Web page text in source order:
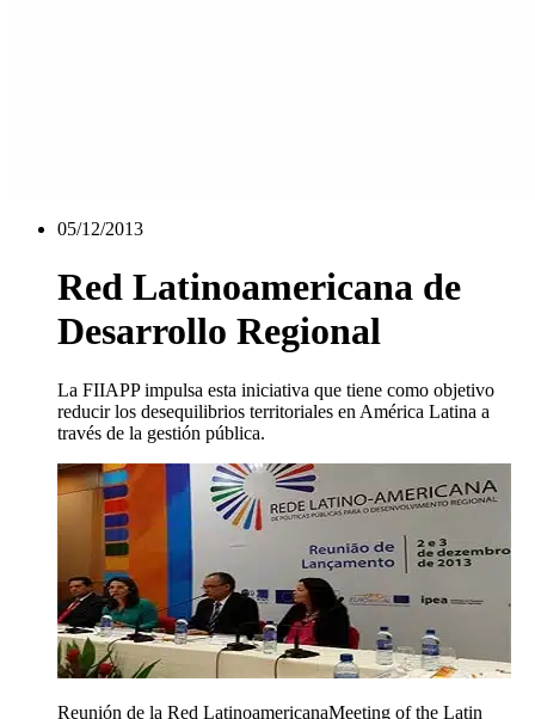
05/12/2013
Red Latinoamericana de
Desarrollo Regional
La FIIAPP impulsa esta iniciativa que tiene como objetivo
reducir los desequilibrios territoriales en América Latina a
través de la gestión pública.
Reunión de la Red LatinoamericanaMeeting of the Latin